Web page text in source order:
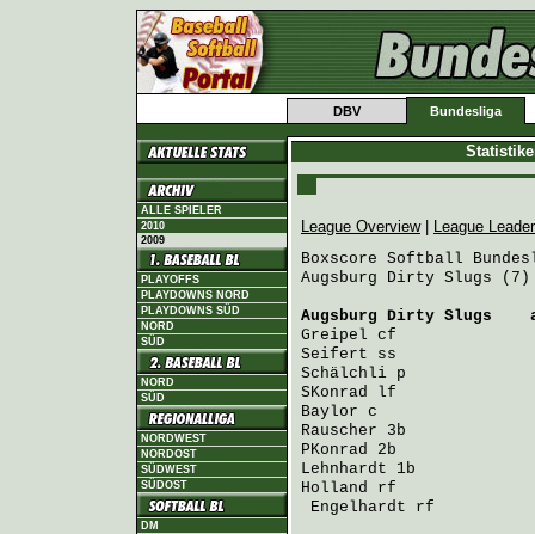
DBV Bundesliga
ALLE SPIELER
2010
2009
PLAYOFFS
PLAYDOWNS NORD
PLAYDOWNS SÜD
NORD
SÜD
NORD
SÜD
NORDWEST
NORDOST
SÜDWEST
SÜDOST
DM
League Overview|
League
Boxscore Softball
Augsburg Dirty Slugs
Augsburg Dirty Slugs
Greipel cf               3
Seifert ss
Schälchli p              3
SKonrad lf               3
Baylor c                 3
Rauscher 3b
PKonrad 2b
Lehnhardt 1b
Holland rf               3
Engelhardt rf           0